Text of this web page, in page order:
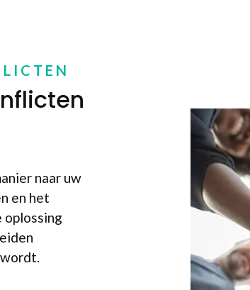
naar uw
en het
oplossing